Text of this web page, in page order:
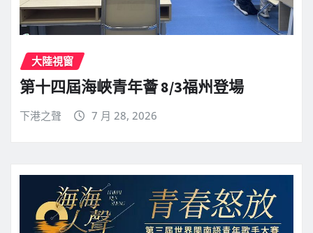
大陸視窗
第十四屆海峽青年薈 8/3福州登場
下港之聲 7 月 28, 2026